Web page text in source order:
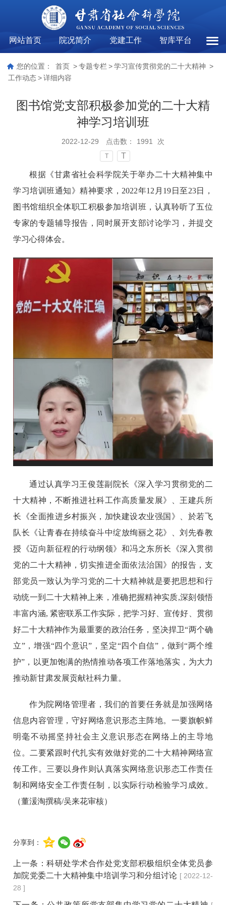
网站首页 院况简介 党建工作 智库平台
工作
您的位置： 首页 > 专题专栏 > 学习宣传贯彻党的二十大精神 >
工作动态 > 详细内容
图书馆党支部积极参加党的二十大精
神学习培训班
2022-12-29 点击数： 1991 次
T T
根据《甘肃省社会科学院关于举办二十大精神集中
学习培训班通知》精神要求，2022年12月19日至23日，
图书馆组织全体职工积极参加培训班，认真聆听了五位
专家的专题辅导报告，同时展开支部讨论学习，并提交
学习心得体会。
通过认真学习王俊莲副院长《深入学习贯彻党的二
十大精神，不断推进社科工作高质量发展》、王建兵所
长《全面推进乡村振兴，加快建设农业强国》、於若飞
队长《让青春在持续奋斗中绽放绚丽之花》、刘先春教
授《迈向新征程的行动纲领》和冯之东所长《深入贯彻
党的二十大精神，切实推进全面依法治国》的报告，支
部党员一致认为学习党的二十大精神就是要把思想和行
动统一到二十大精神上来，准确把握精神实质,深刻领悟
丰富内涵, 紧密联系工作实际，把学习好、宣传好、贯彻
好二十大精神作为最重要的政治任务，坚决捍卫“两个确
立”，增强“四个意识”，坚定“四个自信”，做到“两个维
护”，以更加饱满的热情推动各项工作落地落实，为大力
推动新甘肃发展贡献社科力量。
作为院网络管理者，我们的首要任务就是加强网络
信息内容管理，守好网络意识形态主阵地。一要旗帜鲜
明毫不动摇坚持社会主义意识形态在网络上的主导地
位。二要紧跟时代扎实有效做好党的二十大精神网络宣
传工作。三要以身作则认真落实网络意识形态工作责任
制和网络安全工作责任制，以实际行动检验学习成效。
（董湲淘撰稿/吴来花审核）
分享到：
上一条：科研处学术合作处党支部积极组织全体党员参
加院党委二十大精神集中培训学习和分组讨论 [ 2022-12-
28 ]